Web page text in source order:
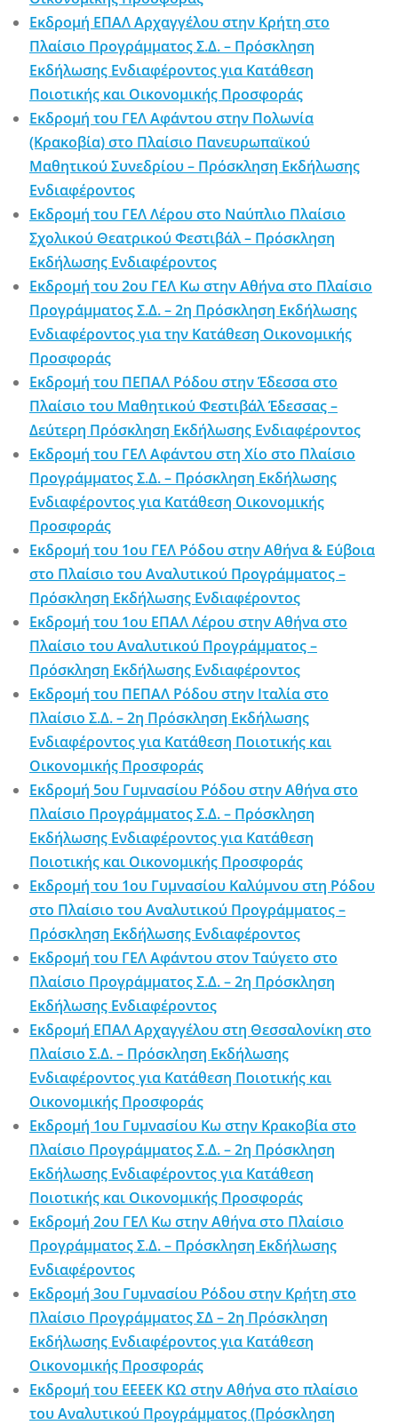
Εκδρομή ΕΠΑΛ Αρχαγγέλου στην Κρήτη στο
Πλαίσιο Προγράμματος Σ.Δ. – Πρόσκληση
Εκδήλωσης Ενδιαφέροντος για Κατάθεση
Ποιοτικής και Οικονομικής Προσφοράς
Εκδρομή του ΓΕΛ Αφάντου στην Πολωνία
(Κρακοβία) στο Πλαίσιο Πανευρωπαϊκού
Μαθητικού Συνεδρίου – Πρόσκληση Εκδήλωσης
Ενδιαφέροντος
Εκδρομή του ΓΕΛ Λέρου στο Ναύπλιο Πλαίσιο
Σχολικού Θεατρικού Φεστιβάλ – Πρόσκληση
Εκδήλωσης Ενδιαφέροντος
Εκδρομή του 2ου ΓΕΛ Κω στην Αθήνα στο Πλαίσιο
Προγράμματος Σ.Δ. – 2η Πρόσκληση Εκδήλωσης
Ενδιαφέροντος για την Κατάθεση Οικονομικής
Προσφοράς
Εκδρομή του ΠΕΠΑΛ Ρόδου στην Έδεσσα στο
Πλαίσιο του Μαθητικού Φεστιβάλ Έδεσσας –
Δεύτερη Πρόσκληση Εκδήλωσης Ενδιαφέροντος
Εκδρομή του ΓΕΛ Αφάντου στη Χίο στο Πλαίσιο
Προγράμματος Σ.Δ. – Πρόσκληση Εκδήλωσης
Ενδιαφέροντος για Κατάθεση Οικονομικής
Προσφοράς
Εκδρομή του 1ου ΓΕΛ Ρόδου στην Αθήνα & Εύβοια
στο Πλαίσιο του Αναλυτικού Προγράμματος –
Πρόσκληση Εκδήλωσης Ενδιαφέροντος
Εκδρομή του 1ου ΕΠΑΛ Λέρου στην Αθήνα στο
Πλαίσιο του Αναλυτικού Προγράμματος –
Πρόσκληση Εκδήλωσης Ενδιαφέροντος
Εκδρομή του ΠΕΠΑΛ Ρόδου στην Ιταλία στο
Πλαίσιο Σ.Δ. – 2η Πρόσκληση Εκδήλωσης
Ενδιαφέροντος για Κατάθεση Ποιοτικής και
Οικονομικής Προσφοράς
Εκδρομή 5ου Γυμνασίου Ρόδου στην Αθήνα στο
Πλαίσιο Προγράμματος Σ.Δ. – Πρόσκληση
Εκδήλωσης Ενδιαφέροντος για Κατάθεση
Ποιοτικής και Οικονομικής Προσφοράς
Εκδρομή του 1ου Γυμνασίου Καλύμνου στη Ρόδου
στο Πλαίσιο του Αναλυτικού Προγράμματος –
Πρόσκληση Εκδήλωσης Ενδιαφέροντος
Εκδρομή του ΓΕΛ Αφάντου στον Ταύγετο στο
Πλαίσιο Προγράμματος Σ.Δ. – 2η Πρόσκληση
Εκδήλωσης Ενδιαφέροντος
Εκδρομή ΕΠΑΛ Αρχαγγέλου στη Θεσσαλονίκη στο
Πλαίσιο Σ.Δ. – Πρόσκληση Εκδήλωσης
Ενδιαφέροντος για Κατάθεση Ποιοτικής και
Οικονομικής Προσφοράς
Εκδρομή 1ου Γυμνασίου Κω στην Κρακοβία στο
Πλαίσιο Προγράμματος Σ.Δ. – 2η Πρόσκληση
Εκδήλωσης Ενδιαφέροντος για Κατάθεση
Ποιοτικής και Οικονομικής Προσφοράς
Εκδρομή 2ου ΓΕΛ Κω στην Αθήνα στο Πλαίσιο
Προγράμματος Σ.Δ. – Πρόσκληση Εκδήλωσης
Ενδιαφέροντος
Εκδρομή 3ου Γυμνασίου Ρόδου στην Κρήτη στο
Πλαίσιο Προγράμματος ΣΔ – 2η Πρόσκληση
Εκδήλωσης Ενδιαφέροντος για Κατάθεση
Οικονομικής Προσφοράς
Εκδρομή του ΕΕΕΕΚ ΚΩ στην Αθήνα στο πλαίσιο
του Αναλυτικού Προγράμματος (Πρόσκληση